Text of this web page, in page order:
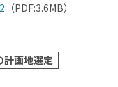
（PDF:3.6MB）
計画地選定